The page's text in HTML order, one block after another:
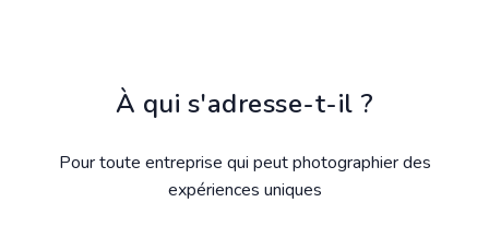
À qui s'adresse-t-il ?
Pour toute entreprise qui peut photographier des
expériences uniques